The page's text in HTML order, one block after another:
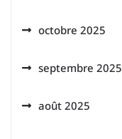
octobre 2025
septembre 2025
août 2025